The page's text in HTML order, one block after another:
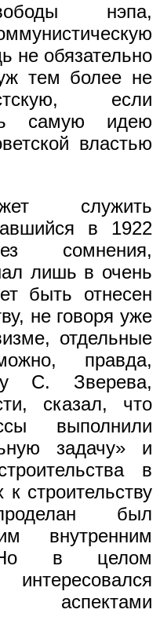
нэпа,
не обязательно
тем более не
если
самую идею
властью
служить
в 1922
сомнения,
лишь в очень
быть отнесен
не говоря уже
отдельные
правда,
С. Зверева,
сказал, что
выполнили
задачу» и
в
к строительству
был
внутренним
Но в целом
аспектами